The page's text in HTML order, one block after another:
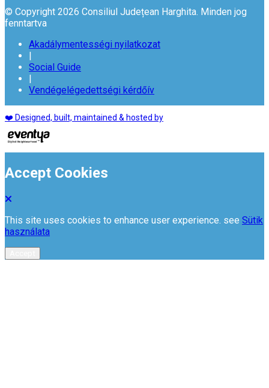
© Copyright 2026 Consiliul Județean Harghita. Minden jog
fenntartva
Akadálymentességi nyilatkozat
Social Guide
Vendégelégedettségi kérdőív
❤️ Designed, built, maintained & hosted by
Accept Cookies
This site uses cookies to enhance user experience. see Sütik
használata